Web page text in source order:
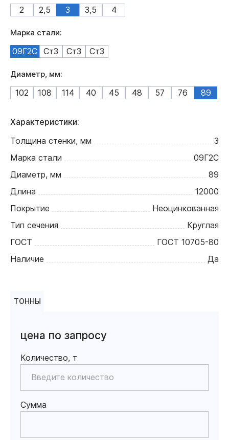
2 2,5 3 3,5 4
Марка стали:
09Г2С Ст3 Ст3 Ст3
Диаметр, мм:
102 108 114 40 45 48 57 76 89
Характеристики:
Толщина стенки, мм
3
Марка стали
09Г2С
Диаметр, мм
89
Длина
12000
Покрытие
Неоцинкованная
Тип сечения
Круглая
ГОСТ
ГОСТ 10705-80
Наличие
Да
ТОННЫ
цена по запросу
Количество, т
Сумма